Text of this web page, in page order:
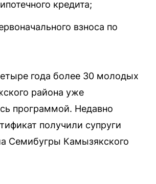
кредита;
взноса по
года более 30 молодых
района уже
программой. Недавно
получили супруги
Семибугры Камызякского